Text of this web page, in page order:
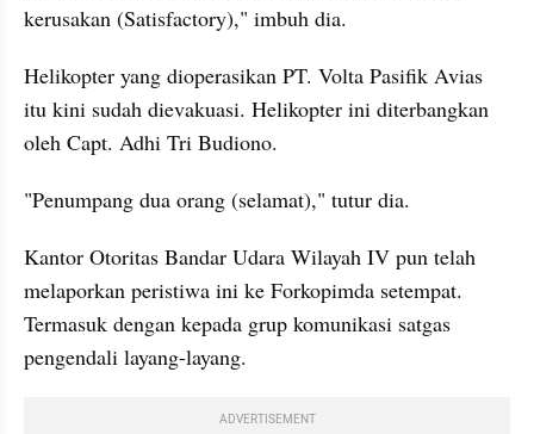
kerusakan (Satisfactory)," imbuh dia.
Helikopter yang dioperasikan PT. Volta Pasifik Avias
itu kini sudah dievakuasi. Helikopter ini diterbangkan
oleh Capt. Adhi Tri Budiono.
"Penumpang dua orang (selamat)," tutur dia.
Kantor Otoritas Bandar Udara Wilayah IV pun telah
melaporkan peristiwa ini ke Forkopimda setempat.
Termasuk dengan kepada grup komunikasi satgas
pengendali layang-layang.
ADVERTISEMENT